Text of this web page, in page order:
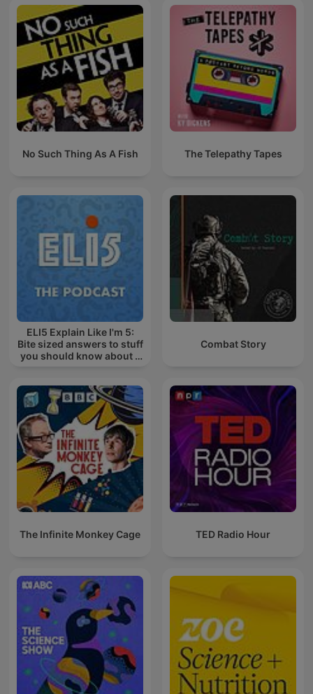
No Such Thing As A Fish The Telepathy Tapes
ELI5 Explain Like I'm 5:
Bite sized answers to stuff
you should know about -
Combat Story
The Infinite Monkey Cage TED Radio Hour